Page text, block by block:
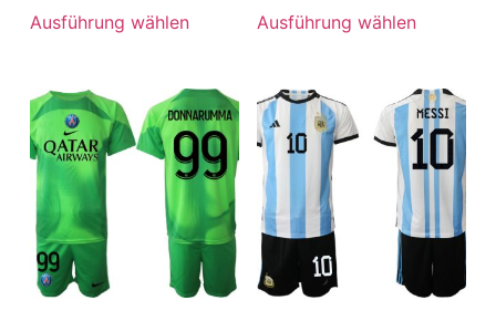
Ausführung wählen Ausführung wählen